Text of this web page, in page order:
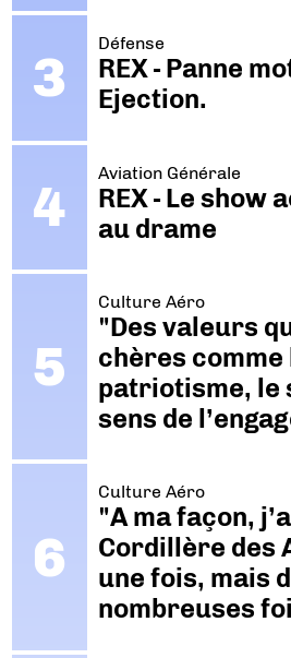
Défense
REX - Panne
Ejection.
Aviation Générale
REX - Le show
au drame
Culture Aéro
"Des valeurs
chères
patriotisme, le
sens de
Culture Aéro
"A ma façon,
Cordillère des
une fois, mais
nombreuses